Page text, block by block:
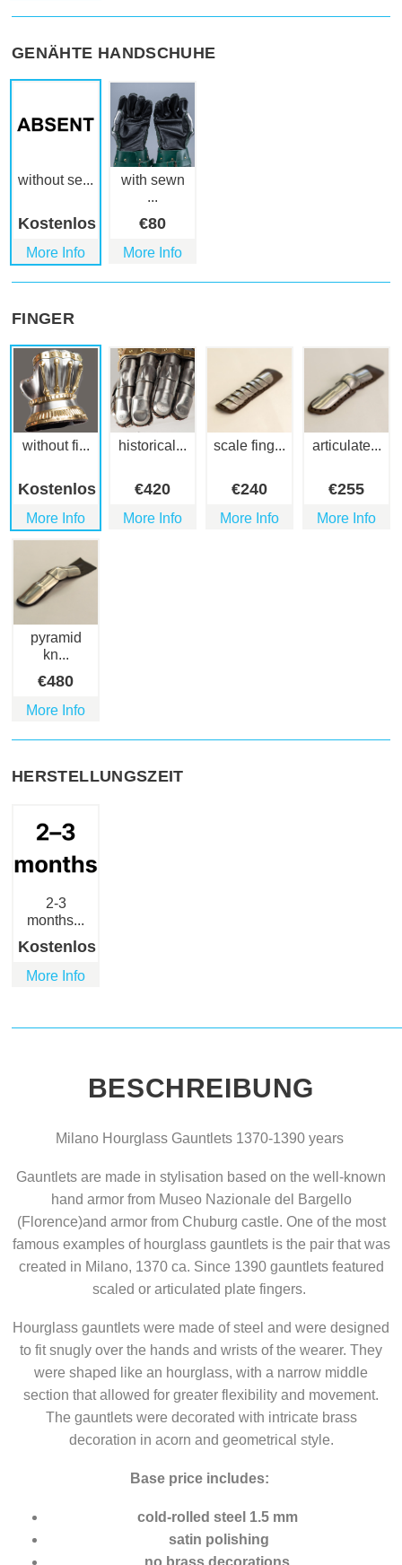
GENÄHTE HANDSCHUHE
without se...
Kostenlos
More Info
with sewn
...
€80
More Info
FINGER
without fi...
Kostenlos
More Info
historical...
€420
More Info
scale fing...
€240
More Info
articulate...
€255
More Info
pyramid
kn...
€480
More Info
HERSTELLUNGSZEIT
2-3
months...
Kostenlos
More Info
BESCHREIBUNG
Milano Hourglass Gauntlets 1370-1390 years
Gauntlets are made in stylisation based on the well-known
hand armor from Museo Nazionale del Bargello
(Florence)and armor from Chuburg castle. One of the most
famous examples of hourglass gauntlets is the pair that was
created in Milano, 1370 ca. Since 1390 gauntlets featured
scaled or articulated plate fingers.
Hourglass gauntlets were made of steel and were designed
to fit snugly over the hands and wrists of the wearer. They
were shaped like an hourglass, with a narrow middle
section that allowed for greater flexibility and movement.
The gauntlets were decorated with intricate brass
decoration in acorn and geometrical style.
Base price includes:
cold-rolled steel 1.5 mm
satin polishing
no brass decorations